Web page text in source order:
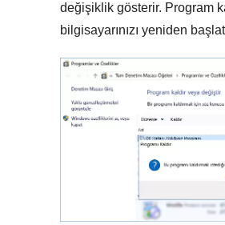
değişiklik gösterir. Program
bilgisayarınızı yeniden